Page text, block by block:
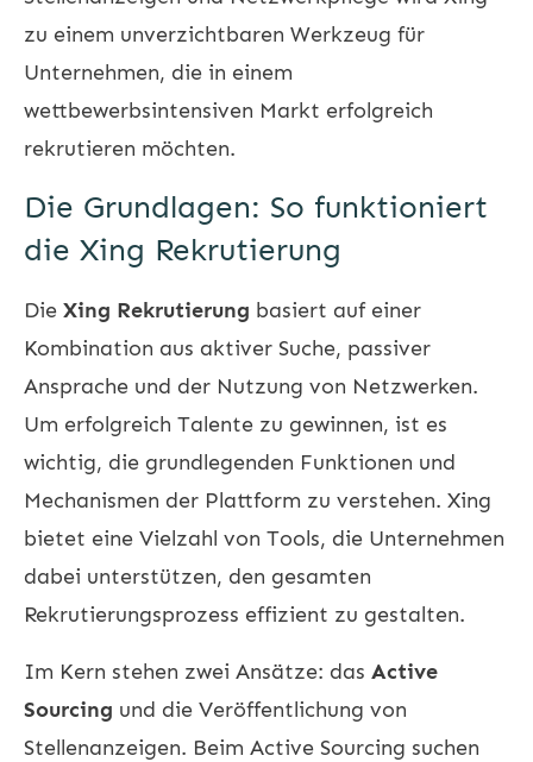
zu einem unverzichtbaren Werkzeug für
Unternehmen, die in einem
wettbewerbsintensiven Markt erfolgreich
rekrutieren möchten.
Die Grundlagen: So funktioniert
die Xing Rekrutierung
Die Xing Rekrutierung basiert auf einer
Kombination aus aktiver Suche, passiver
Ansprache und der Nutzung von Netzwerken.
Um erfolgreich Talente zu gewinnen, ist es
wichtig, die grundlegenden Funktionen und
Mechanismen der Plattform zu verstehen. Xing
bietet eine Vielzahl von Tools, die Unternehmen
dabei unterstützen, den gesamten
Rekrutierungsprozess effizient zu gestalten.
Im Kern stehen zwei Ansätze: das Active
Sourcing und die Veröffentlichung von
Stellenanzeigen. Beim Active Sourcing suchen